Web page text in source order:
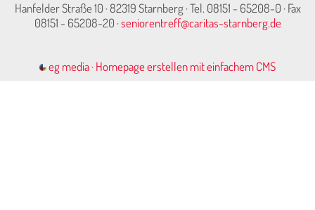
Hanfelder Straße 10 · 82319 Starnberg · Tel. 08151 - 65208-0 · Fax
08151 - 65208-20 ·seniorentreff@caritas-starnberg.de
eg media·Homepage erstellen mit einfachem CMS